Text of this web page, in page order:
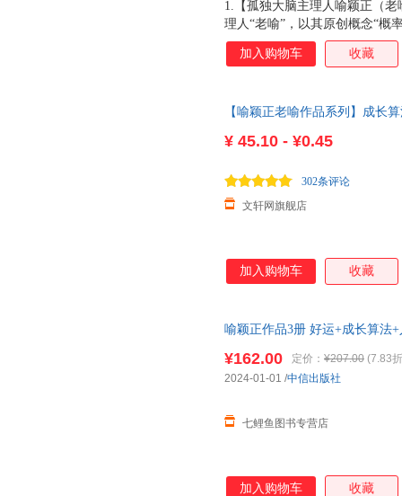
1.【孤独大脑主理人喻颖正（老
理人“老喻”，以其原创概念“概
的好运人生。2.【探究概率机
然、命运、幸福、人生、希望
再造好运系统】提供在不同场
好运法则落实在生活的方方面
读体验。一本书即
加入购物车 收藏
【喻颖正老喻作品系列】成长
¥ 45.10 - ¥0.45
文轩网旗舰店
302条评论
加入购物车 收藏
喻颖正作品3册 好运+成长算法
¥162.00 定价： ¥207.00 (7.83
七鲤鱼图书专营店
2024-01-01 /中信出版社
加入购物车 收藏